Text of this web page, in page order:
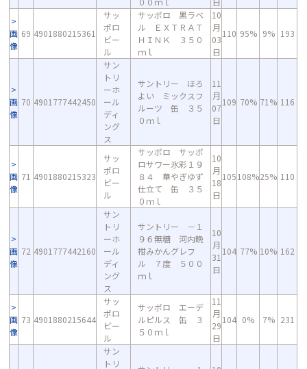
画
像
69 4901880215361
サッ
ポロ
ビー
ル
サッポロ 黒ラベ
ル ＥＸＴＲＡＴ
ＨＩＮＫ ３５０
ｍｌ
10
月
03
日
110 95% 9% 193
画
像
70 4901777442450
サン
トリ
ーホ
ール
ディ
ング
ス
サントリー ほろ
よい ミックスフ
ルーツ 缶 ３５
０ｍｌ
11
月
07
日
109 70% 71% 116
画
像
71 4901880215323
サッ
ポロ
ビー
ル
サッポロ サッポ
ロサワー氷彩１９
８４ 華やぎゆず
仕立て 缶 ３５
０ｍｌ
10
月
18
日
105108%25% 110
画
像
72 4901777442160
サン
トリ
ーホ
ール
ディ
ング
ス
サントリー －１
９６無糖 河内晩
柑みかんグレフ
ル ７度 ５００
ｍｌ
10
月
31
日
104 77% 10% 162
画
像
73 4901880215644
サッ
ポロ
ビー
ル
サッポロ エーデ
ルピルス 缶 ３
５０ｍｌ
11
月
29
日
104 0% 7% 231
サン
トリ